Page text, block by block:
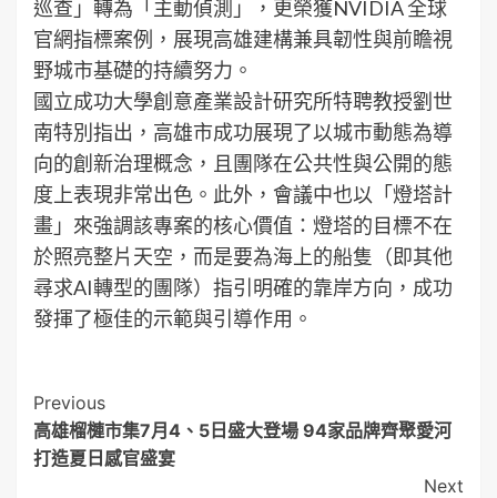
巡查」轉為「主動偵測」，更榮獲NVIDIA 全球
官網指標案例，展現高雄建構兼具韌性與前瞻視
野城市基礎的持續努力。
國立成功大學創意產業設計研究所特聘教授劉世
南特別指出，高雄市成功展現了以城市動態為導
向的創新治理概念，且團隊在公共性與公開的態
度上表現非常出色。此外，會議中也以「燈塔計
畫」來強調該專案的核心價值：燈塔的目標不在
於照亮整片天空，而是要為海上的船隻（即其他
尋求AI轉型的團隊）指引明確的靠岸方向，成功
發揮了極佳的示範與引導作用。
Post
Navigation
Previous
高雄榴槤市集7月4、5日盛大登場 94家品牌齊聚愛河
打造夏日感官盛宴
Next